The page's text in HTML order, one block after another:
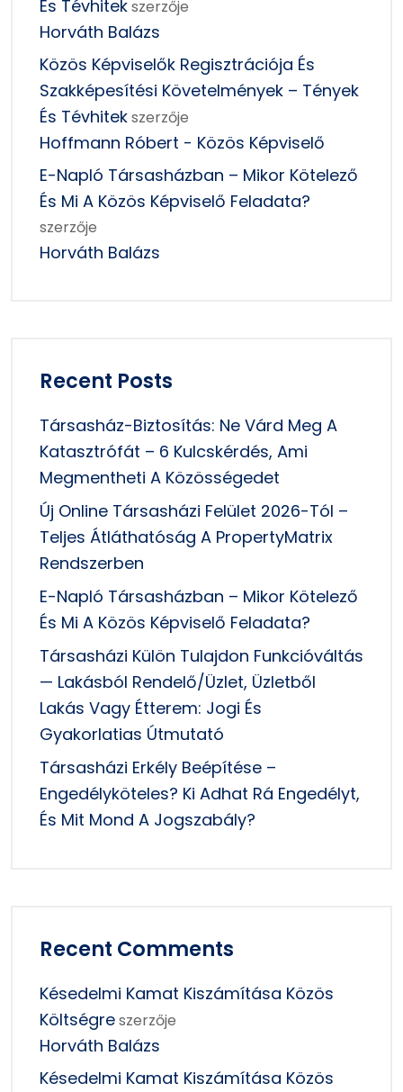
És Tévhitekszerzője
Horváth Balázs
Közös Képviselők Regisztrációja És
Szakképesítési Követelmények – Tények
És Tévhitekszerzője
Hoffmann Róbert - Közös Képviselő
E-Napló Társasházban – Mikor Kötelező
És Mi A Közös Képviselő Feladata?
szerzője
Horváth Balázs
Recent Posts
Társasház-Biztosítás: Ne Várd Meg A
Katasztrófát – 6 Kulcskérdés, Ami
Megmentheti A Közösségedet
Új Online Társasházi Felület 2026-Tól –
Teljes Átláthatóság A PropertyMatrix
Rendszerben
E-Napló Társasházban – Mikor Kötelező
És Mi A Közös Képviselő Feladata?
Társasházi Külön Tulajdon Funkcióváltás
— Lakásból Rendelő/üzlet, Üzletből
Lakás Vagy Étterem: Jogi És
Gyakorlatias Útmutató
Társasházi Erkély Beépítése –
Engedélyköteles? Ki Adhat Rá Engedélyt,
És Mit Mond A Jogszabály?
Recent Comments
Késedelmi Kamat Kiszámítása Közös
Költségreszerzője
Horváth Balázs
Késedelmi Kamat Kiszámítása Közös